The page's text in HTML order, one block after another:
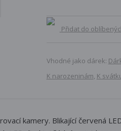
Přidat do
Vhodné jako dárek:
K narozeninám, K
kamery. Blikající červená